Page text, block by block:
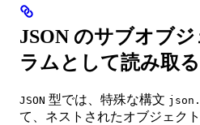
JSON のサブオブ
ラムとして読み取る
JSON 型では、特殊な構文
て、ネストされたオブジェク